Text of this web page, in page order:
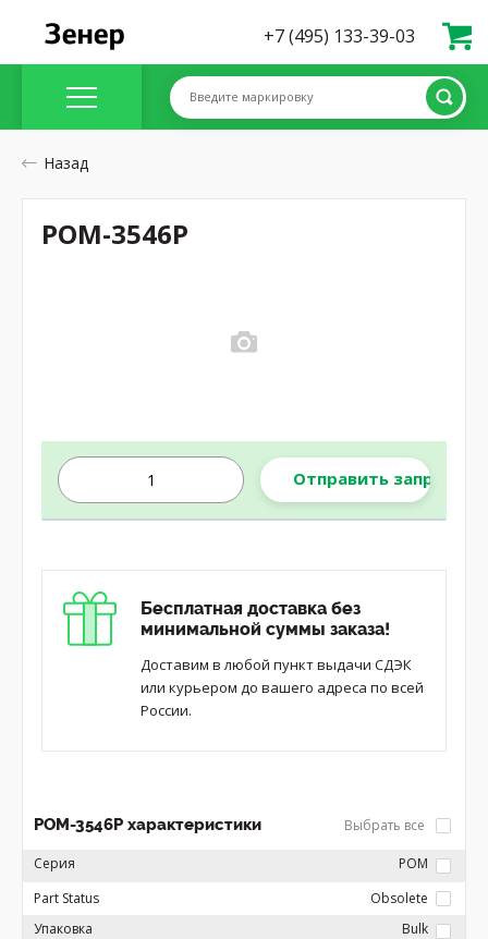
+7 (495) 133-39-03
Введите маркировку
Назад
Отправить запрос
Бесплатная доставка без
минимальной суммы заказа!
Доставим в любой пункт выдачи СДЭК
или курьером до вашего адреса по всей
России.
POM-3546P характеристики Выбрать все
Серия
POM
Part Status
Obsolete
Упаковка
Bulk
POM-3546P